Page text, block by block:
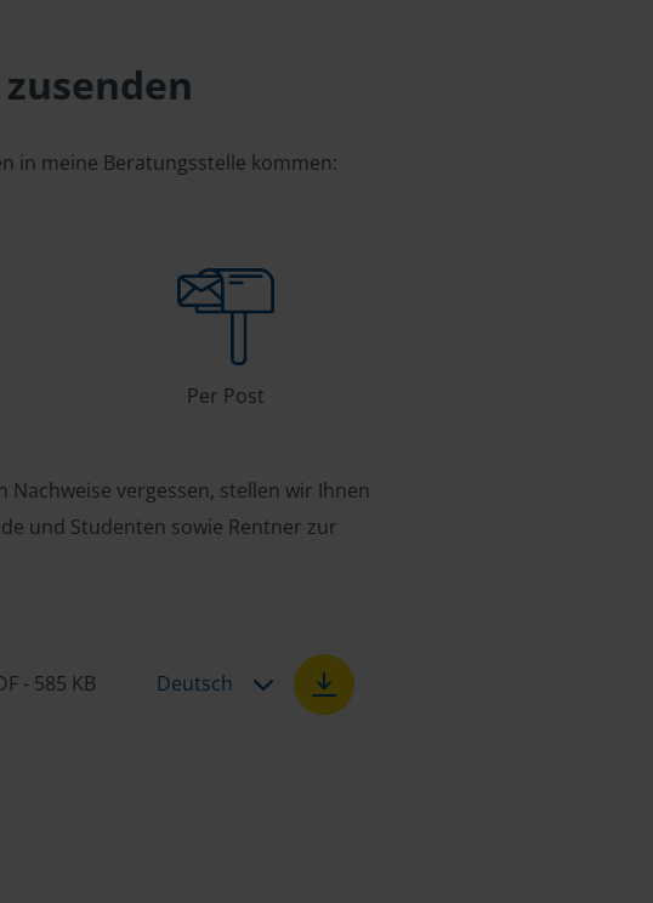
in meine Beratungsstelle kommen:
Per Post
vergessen, stellen wir Ihnen
und Studenten sowie Rentner zur
- 585 KB Deutsch